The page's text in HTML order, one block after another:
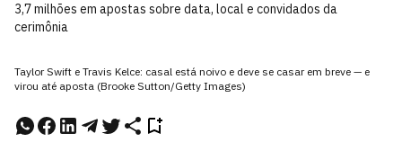
3,7 milhões em apostas sobre data, local e convidados da
cerimônia
Taylor Swift e Travis Kelce: casal está noivo e deve se casar em breve — e
virou até aposta (Brooke Sutton/Getty Images)